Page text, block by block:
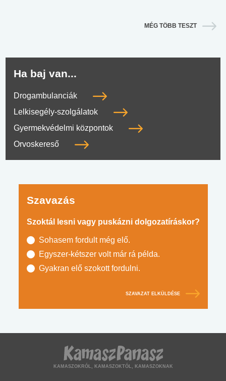
MÉG TÖBB TESZT
Ha baj van...
Drogambulanciák
Lelkisegély-szolgálatok
Gyermekvédelmi központok
Orvoskereső
Szavazás
Szoktál lesni vagy puskázni dolgozatíráskor?
Sohasem fordult még elő.
Egyszer-kétszer volt már rá példa.
Gyakran elő szokott fordulni.
SZAVAZAT ELKÜLDÉSE
KAMASZOKRÓL, KAMASZOKTÓL, KAMASZOKNAK